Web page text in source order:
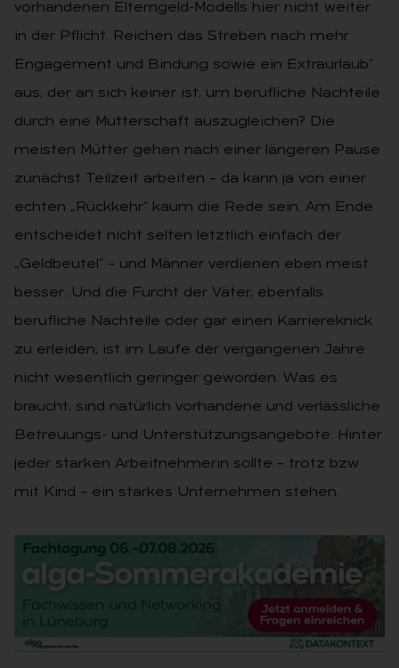
vorhandenen Elterngeld-Modells hier nicht weiter
in der Pflicht. Reichen das Streben nach mehr
Engagement und Bindung sowie ein Extraurlaub“
aus, der an sich keiner ist, um berufliche Nachteile
durch eine Mutterschaft auszugleichen? Die
meisten Mütter gehen nach einer längeren Pause
zunächst Teilzeit arbeiten – da kann ja von einer
echten „Rückkehr“ kaum die Rede sein. Am Ende
entscheidet nicht selten letztlich einfach der
„Geldbeutel“ – und Männer verdienen eben meist
besser. Und die Furcht der Väter, ebenfalls
berufliche Nachteile oder gar einen Karriereknick
zu erleiden, ist im Laufe der vergangenen Jahre
nicht wesentlich geringer geworden. Was es
braucht, sind natürlich vorhandene und verlässliche
Betreuungs- und Unterstützungsangebote. Hinter
jeder starken Arbeitnehmerin sollte – trotz bzw.
mit Kind – ein starkes Unternehmen stehen.